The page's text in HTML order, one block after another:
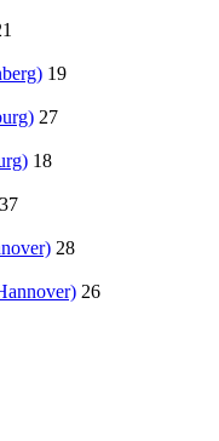
19
27
18
37
28
26